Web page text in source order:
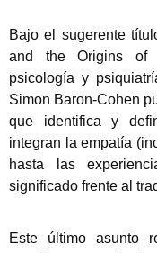
Bajo el sugerente
and the Origins of
psicología y
Simon Baron-Cohen
que identifica y
integran la empatía
hasta las
significado frente al
Este último asunto